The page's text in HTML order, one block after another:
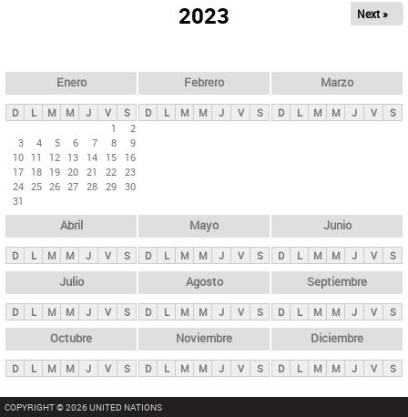
ds
p
n
c
i
p
l
e
s
2023 Next »
Enero
D L M M J V
S
1
2
3
4 5 6 7 8
9
10 11 12 13 14 15
16
17 18 19 20 21 22 23
24 25 26 27 28 29 30
31
Febrero
D L M M J V S
Marzo
D L M M J V S
Abril
D L M M J V S
Mayo
D L M M J V S
Junio
D L M M J V S
Julio
D L M M J V S
Agosto
D L M M J V S
Septiembre
D L M M J V S
Octubre
D L M M J V S
Noviembre
D L M M J V S
Diciembre
D L M M J V S
COPYRIGHT © 2026 UNITED NATIONS